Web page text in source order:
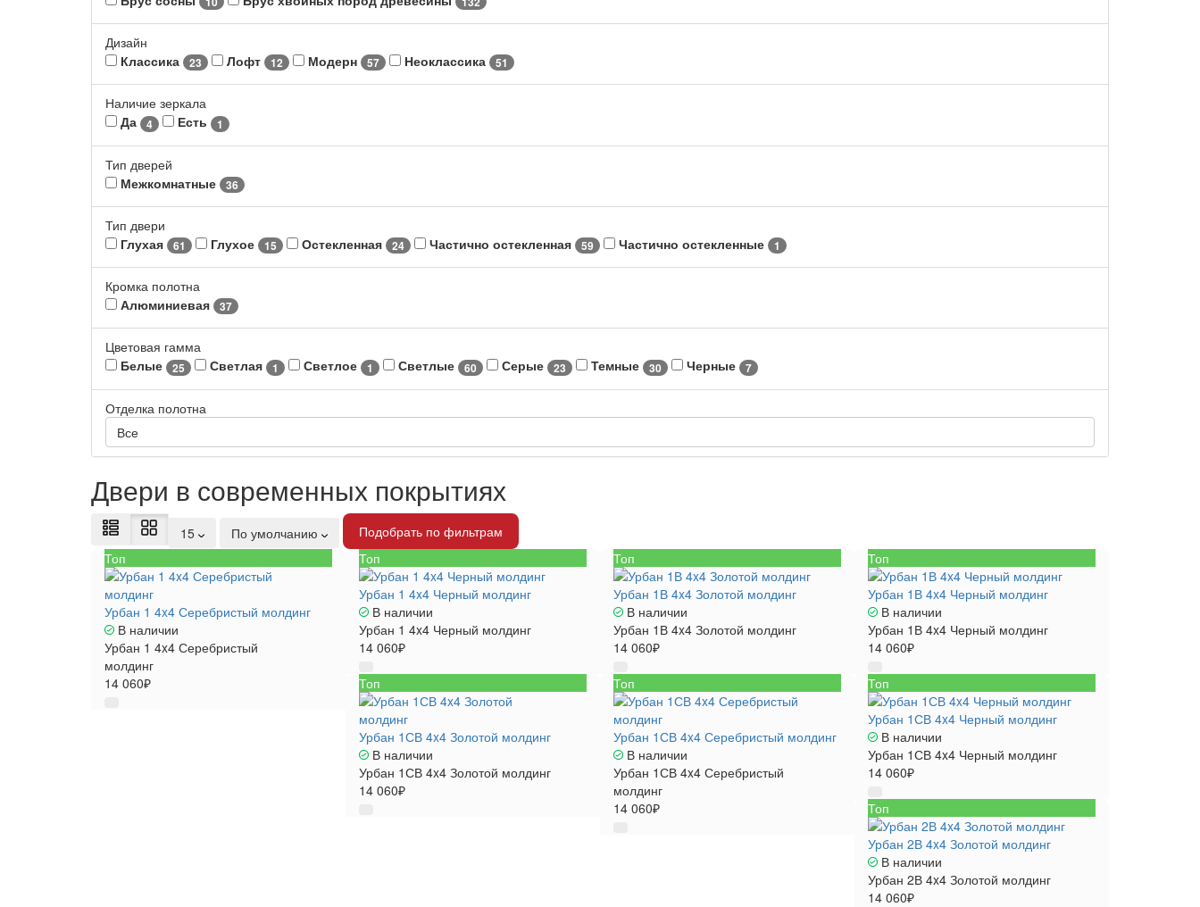
Дизайн
Классика
23 Лофт 12 Модерн 57 Неоклассика 51
Наличие зеркала
Да
4 Есть 1
Тип дверей
Межкомнатные
36
Тип двери
Глухая
61 Глухое 15 Остекленная 24 Частично остекленная 59 Частично остекленные 1
Кромка полотна
Алюминиевая
37
Цветовая гамма
Белые
25 Светлая 1 Светлое 1 Светлые 60 Серые 23 Темные 30 Черные 7
Отделка полотна
Все
Двери в современных покрытиях
15 По умолчанию
Подобрать по фильтрам
Топ
Урбан 1 4x4 Серебристый молдинг
В наличии
Урбан 1 4x4 Серебристый
молдинг
14 060₽
Топ
Урбан 1 4x4 Черный молдинг
В наличии
Урбан 1 4x4 Черный молдинг
14 060₽
Топ
Урбан 1В 4x4 Золотой молдинг
В наличии
Урбан 1В 4x4 Золотой молдинг
14 060₽
Топ
Урбан 1В 4x4 Черный молдинг
В наличии
Урбан 1В 4x4 Черный молдинг
14 060₽
Топ
Урбан 1СВ 4x4 Золотой молдинг
В наличии
Урбан 1СВ 4x4 Золотой молдинг
14 060₽
Топ
Урбан 1СВ 4x4 Серебристый молдинг
В наличии
Урбан 1СВ 4x4 Серебристый
молдинг
14 060₽
Топ
Урбан 1СВ 4x4 Черный молдинг
В наличии
Урбан 1СВ 4x4 Черный молдинг
14 060₽
Топ
Урбан 2В 4x4 Золотой молдинг
В наличии
Урбан 2В 4x4 Золотой молдинг
14 060₽